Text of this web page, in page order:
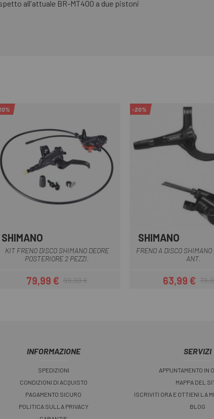
all'attuale BR-MT400 a due pistoni
SHIMANO
KIT FRENO DISCO SHIMANO DEORE
POSTERIORE 2 PEZZI.
Prezzo
79,99 €Prezzo base
99,99 €
-20%
SHIMANO
FRENO A DISCO
ANT.
63,99 €
INFORMAZIONE
SPEDIZIONI
CONDIZIONI DI ACQUISTO
PAGAMENTO SICURO
POLITICA SULLA PRIVACY
SERVIZI
APPUNTAMENTO IN
MAPPA DEL
ISCRIVITI ORA E OTTIENI LA
BLOG